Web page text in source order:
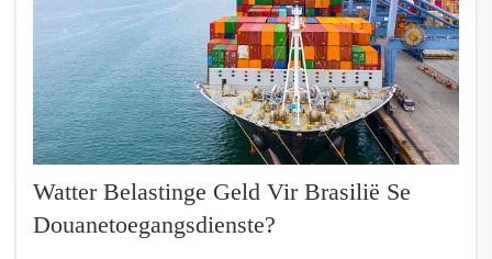
Watter Belastinge Geld Vir Brasilië Se
Douanetoegangsdienste?